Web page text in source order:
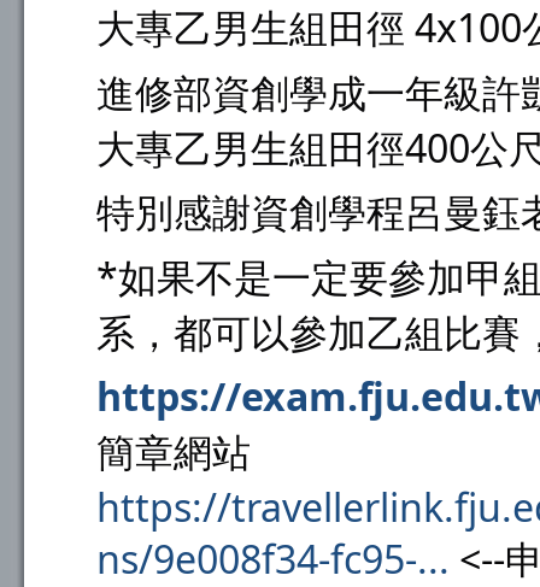
大專乙男生組田徑 4x100
進修部資創學成一年級許
大專乙男生組田徑400公
特別感謝資創學程呂曼鈺
*如果不是一定要參加甲
系，都可以參加乙組比
https://
簡章網站
https://
ns/9e008f34-fc95-... <--